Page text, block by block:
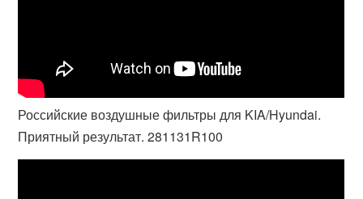
Российские воздушные фильтры для KIA/Hyundai.
Приятный результат. 281131R100